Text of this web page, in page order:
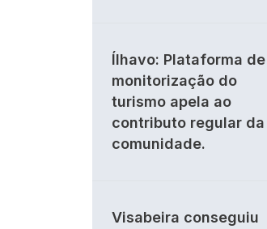
Ílhavo: Plataforma de
monitorização do
turismo apela ao
contributo regular da
comunidade.
Visabeira conseguiu